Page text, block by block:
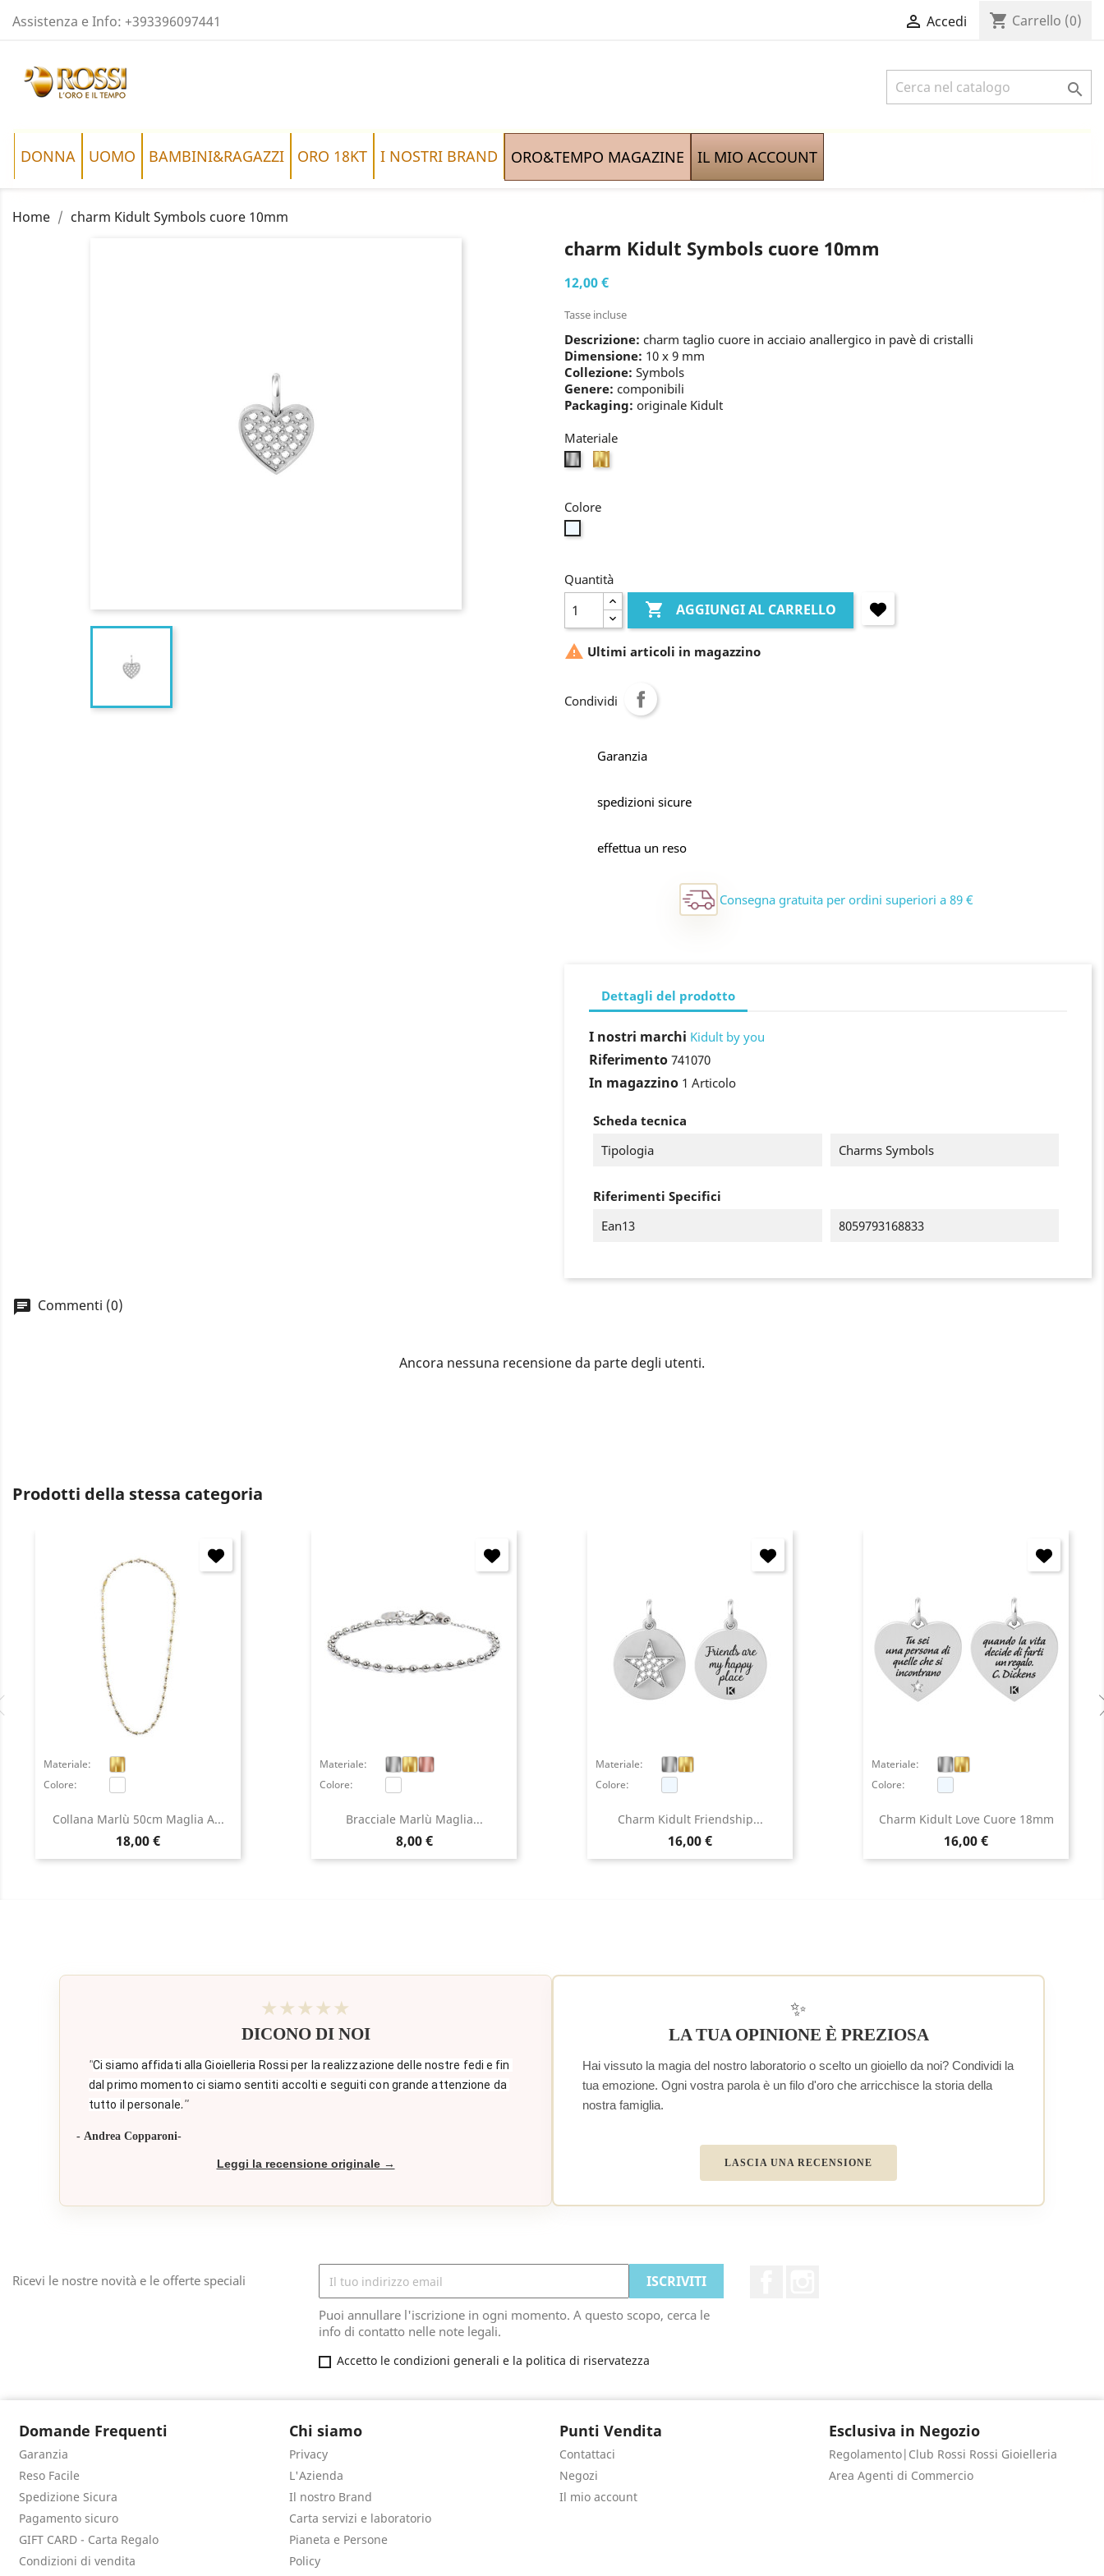
Assistenza e Info: +393396097441  Accedi shopping_cart Carrello (0)

DONNA UOMO BAMBINI&RAGAZZI ORO 18KT I NOSTRI BRAND ORO&TEMPO MAGAZINE IL MIO ACCOUNT
Home charm Kidult Symbols cuore 10mm
charm Kidult Symbols cuore 10mm
12,00 €
Tasse incluse
Descrizione: charm taglio cuore in acciaio anallergico in pavè di cristalli
Dimensione: 10 x 9 mm
Collezione: Symbols
Genere: componibili
Packaging: originale Kidult
Materiale
bianco
Colore
Quantità
 AGGIUNGI AL CARRELLO
 Ultimi articoli in magazzino
Condividi
Garanzia
spedizioni sicure
effettua un reso
Consegna gratuita per ordini superiori a 89 €
Dettagli del prodotto
I nostri marchi Kidult by you
Riferimento 741070
In magazzino 1 Articolo
Scheda tecnica
Tipologia
Charms Symbols
Riferimenti Specifici
Ean13
8059793168833
Commenti (0)
Ancora nessuna recensione da parte degli utenti.
Prodotti della stessa categoria
Collana Marlù 50cm Maglia A...
Prezzo
18,00 €
Materiale:
Colore:
Bracciale Marlù Maglia...
Prezzo
8,00 €
Materiale:
Colore:
Charm Kidult Friendship...
Prezzo
16,00 €
Materiale:
Colore:
Charm Kidult Love Cuore 18mm
Prezzo
16,00 €
Materiale:
Colore:
★★★★★
DICONO DI NOI
"Ci siamo affidati alla Gioielleria Rossi per la realizzazione delle nostre fedi e fin
dal primo momento ci siamo sentiti accolti e seguiti con grande attenzione da
tutto il personale."
- Andrea Copparoni-
Leggi la recensione originale →
✨
LA TUA OPINIONE È PREZIOSA
Hai vissuto la magia del nostro laboratorio o scelto un gioiello da noi? Condividi la
tua emozione. Ogni vostra parola è un filo d'oro che arricchisce la storia della
nostra famiglia.
LASCIA UNA RECENSIONE
Ricevi le nostre novità e le offerte speciali
Puoi annullare l'iscrizione in ogni momento. A questo scopo, cerca le
info di contatto nelle note legali.
Accetto le condizioni generali e la politica di riservatezza
Domande Frequenti
Garanzia
Reso Facile
Spedizione Sicura
Pagamento sicuro
GIFT CARD - Carta Regalo
Condizioni di vendita
Chi siamo
Privacy
L'Azienda
Il nostro Brand
Carta servizi e laboratorio
Pianeta e Persone
Policy
Punti Vendita
Contattaci
Negozi
Il mio account
Esclusiva in Negozio
Regolamento|Club Rossi Rossi Gioielleria
Area Agenti di Commercio
Accedi